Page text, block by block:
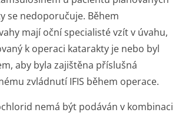
se nedoporučuje. Během
mají oční specialisté vzít v úvahu,
k operaci katarakty je nebo byl
aby byla zajištěna příslušná
zvládnutí IFIS během operace.
nemá být podáván v kombinaci